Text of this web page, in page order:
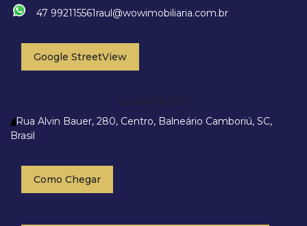
47 992115561 raul@wowimobiliaria.com.br
Google StreetView
Localização
Rua Alvin Bauer, 280, Centro, Balneário Camboriú, SC,
Brasil
Como Chegar